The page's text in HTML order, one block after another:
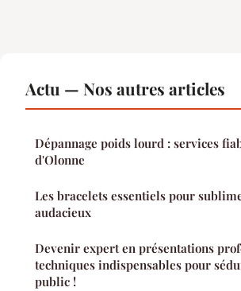
Actu — Nos autres articles
Dépannage poids lourd : services
d'Olonne
Les bracelets essentiels pour
audacieux
Devenir expert en présentations
techniques indispensables pour
public !